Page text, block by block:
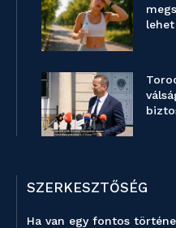
lehet
SZERKESZTŐSÉG
Ha van egy fontos